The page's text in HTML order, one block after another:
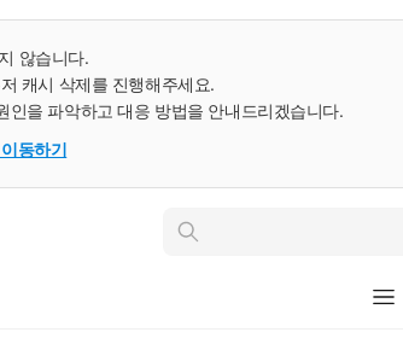
않습니다.
캐시 삭제를 진행해주세요.
을 파악하고 대응 방법을 안내드리겠습니다.
동하기
인